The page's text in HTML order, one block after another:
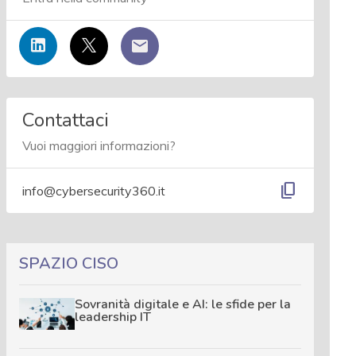
Contattaci
Vuoi maggiori informazioni?
info@cybersecurity360.it content_copy
SPAZIO CISO
Sovranità digitale e AI: le sfide per la
leadership IT